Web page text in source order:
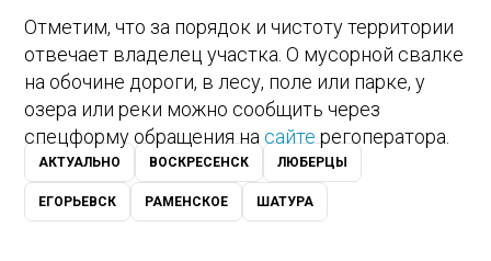
Отметим, что за порядок и чистоту территории
отвечает владелец участка. О мусорной свалке
на обочине дороги, в лесу, поле или парке, у
озера или реки можно сообщить через
спецформу обращения на сайте регоператора.
АКТУАЛЬНО ВОСКРЕСЕНСК ЛЮБЕРЦЫ
ЕГОРЬЕВСК РАМЕНСКОЕ ШАТУРА